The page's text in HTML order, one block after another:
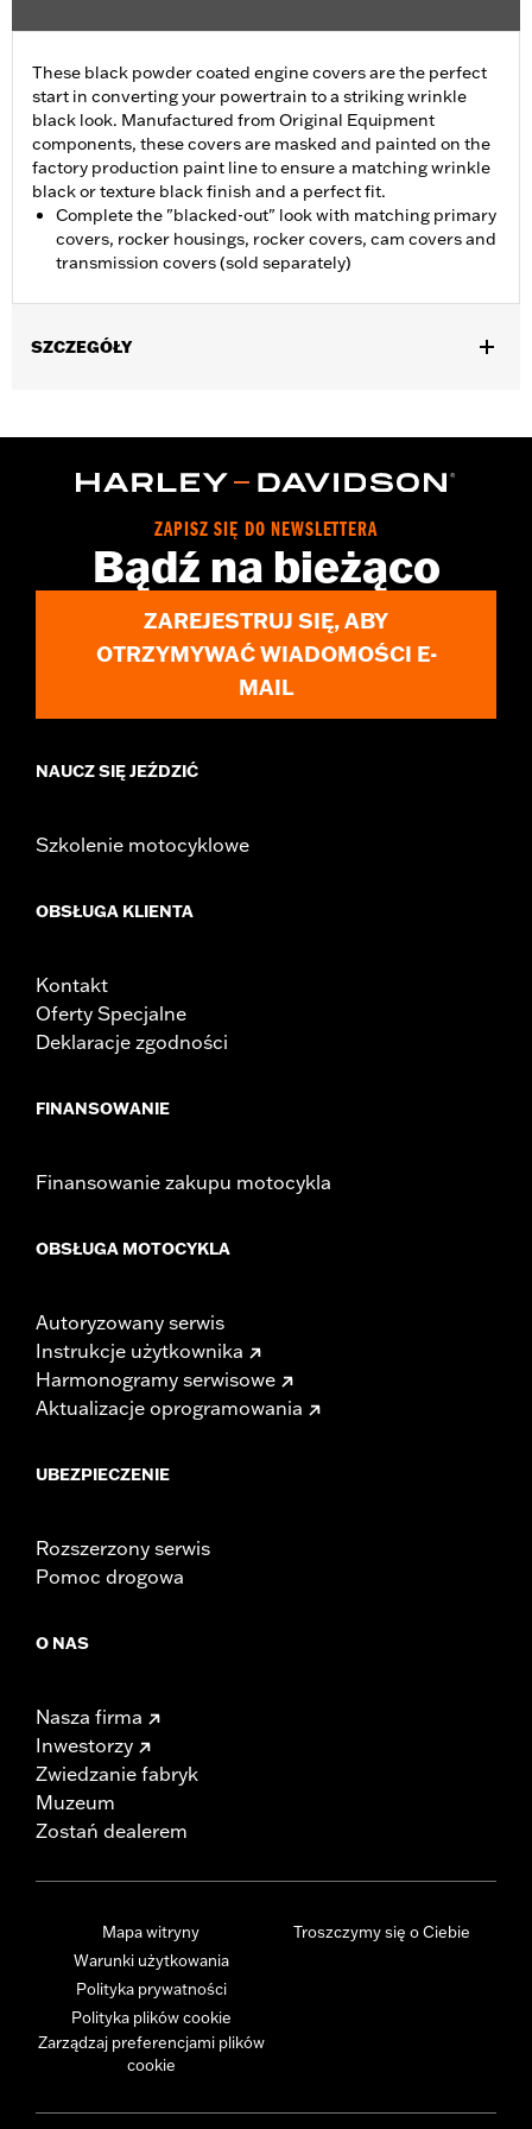
These black powder coated engine covers are the perfect
start in converting your powertrain to a striking wrinkle
black look. Manufactured from Original Equipment
components, these covers are masked and painted on the
factory production paint line to ensure a matching wrinkle
black or texture black finish and a perfect fit.
Complete the "blacked-out" look with matching primary
covers, rocker housings, rocker covers, cam covers and
transmission covers (sold separately)
SZCZEGÓŁY
In the Box: Primary cover only
for full details
Removing and installing engine covers may require
purchase of new gaskets. See dealer for information.
ZAPISZ SIĘ DO NEWSLETTERA
Bądź na bieżąco
ZAREJESTRUJ SIĘ, ABY
OTRZYMYWAĆ WIADOMOŚCI E-
MAIL
NAUCZ SIĘ JEŹDZIĆ
Szkolenie motocyklowe
OBSŁUGA KLIENTA
Kontakt
Oferty Specjalne
Deklaracje zgodności
FINANSOWANIE
Finansowanie zakupu motocykla
OBSŁUGA MOTOCYKLA
Autoryzowany serwis
Instrukcje użytkownika
Harmonogramy serwisowe
Aktualizacje oprogramowania
UBEZPIECZENIE
Rozszerzony serwis
Pomoc drogowa
O NAS
Nasza firma
Inwestorzy
Zwiedzanie fabryk
Muzeum
Zostań dealerem
Mapa witryny
Warunki użytkowania
Polityka prywatności
Polityka plików cookie
Zarządzaj preferencjami plików
cookie
Troszczymy się o Ciebie